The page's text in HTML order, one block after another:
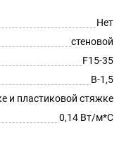
Нет
стеновой
F15-35
В-1,5
и пластиковой стяжке
0,14 Вт/м*С